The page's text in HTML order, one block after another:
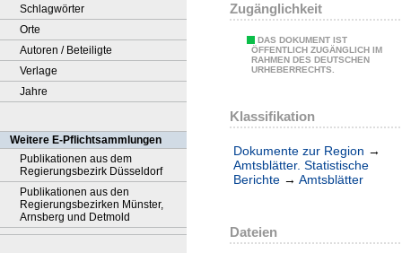
Schlagwörter
Orte
Autoren / Beteiligte
Verlage
Jahre
Weitere E-Pflichtsammlungen
Publikationen aus dem
Regierungsbezirk Düsseldorf
Publikationen aus den
Regierungsbezirken Münster,
Arnsberg und Detmold
Zugänglichkeit
DAS DOKUMENT IST
ÖFFENTLICH ZUGÄNGLICH IM
RAHMEN DES DEUTSCHEN
URHEBERRECHTS.
Klassifikation
Dokumente zur Region →
Amtsblätter. Statistische
Berichte → Amtsblätter
Dateien